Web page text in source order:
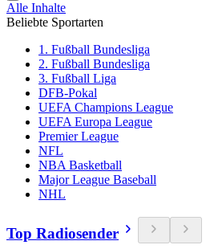
Alle Inhalte
Beliebte Sportarten
1. Fußball Bundesliga
2. Fußball Bundesliga
3. Fußball Liga
DFB-Pokal
UEFA Champions League
UEFA Europa League
Premier League
NFL
NBA Basketball
Major League Baseball
NHL
Top Radiosender